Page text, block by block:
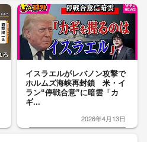
イスラエルがレバノン攻撃で
ホルムズ海峡再封鎖 米・イ
ラン“停戦合意”に暗雲「カ
ギ...
2026年4月13日